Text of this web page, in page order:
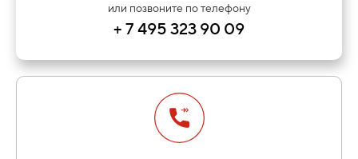
или позвоните по телефону
+ 7 495 323 90 09